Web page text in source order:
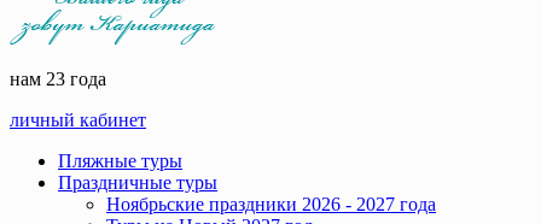
нам 23 года
личный кабинет
Пляжные туры
Праздничные туры
Ноябрьские праздники 2026 - 2027 года